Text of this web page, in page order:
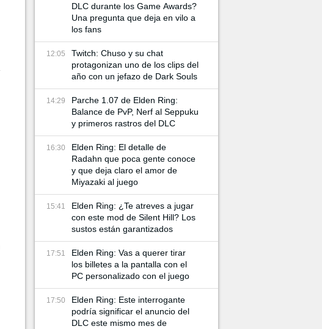
DLC durante los Game Awards?
Una pregunta que deja en vilo a
los fans
12:05
Twitch: Chuso y su chat
protagonizan uno de los clips del
año con un jefazo de Dark Souls
14:29
Parche 1.07 de Elden Ring:
Balance de PvP, Nerf al Seppuku
y primeros rastros del DLC
16:30
Elden Ring: El detalle de
Radahn que poca gente conoce
y que deja claro el amor de
Miyazaki al juego
15:41
Elden Ring: ¿Te atreves a jugar
con este mod de Silent Hill? Los
sustos están garantizados
17:51
Elden Ring: Vas a querer tirar
los billetes a la pantalla con el
PC personalizado con el juego
17:50
Elden Ring: Este interrogante
podría significar el anuncio del
DLC este mismo mes de